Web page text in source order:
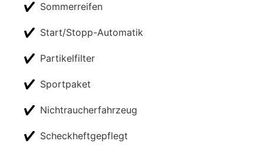
✔ Sommerreifen
✔ Start/Stopp-Automatik
✔ Partikelfilter
✔ Sportpaket
✔ Nichtraucherfahrzeug
✔ Scheckheftgepflegt